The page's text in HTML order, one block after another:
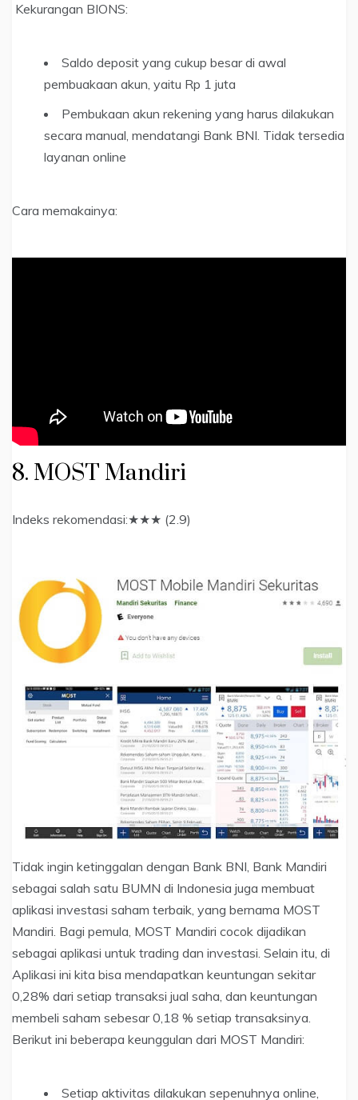
Kekurangan BIONS:
Saldo deposit yang cukup besar di awal
pembuakaan akun, yaitu Rp 1 juta
Pembukaan akun rekening yang harus dilakukan
secara manual, mendatangi Bank BNI. Tidak tersedia
layanan online
Cara memakainya:
8. MOST Mandiri
Indeks rekomendasi:★★★ (2.9)
Tidak ingin ketinggalan dengan Bank BNI, Bank Mandiri
sebagai salah satu BUMN di Indonesia juga membuat
aplikasi investasi saham terbaik, yang bernama MOST
Mandiri. Bagi pemula, MOST Mandiri cocok dijadikan
sebagai aplikasi untuk trading dan investasi. Selain itu, di
Aplikasi ini kita bisa mendapatkan keuntungan sekitar
0,28% dari setiap transaksi jual saha, dan keuntungan
membeli saham sebesar 0,18 % setiap transaksinya.
Berikut ini beberapa keunggulan dari MOST Mandiri:
Setiap aktivitas dilakukan sepenuhnya online,